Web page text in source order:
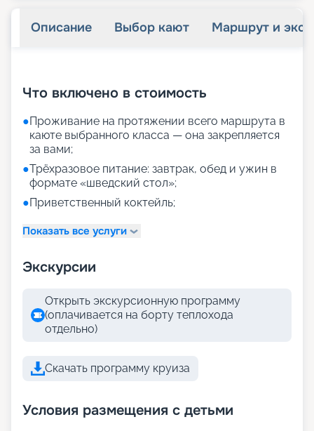
Описание Выбор кают Маршрут и
Что включено в стоимость
●Проживание на протяжении всего маршрута в
каюте выбранного класса — она закрепляется
за вами;
●Трёхразовое питание: завтрак, обед и ужин в
формате «шведский стол»;
●Приветственный коктейль;
Показать все услуги
Экскурсии
Открыть экскурсионную программу
(оплачивается на борту теплохода
отдельно)
Скачать программу круиза
Условия размещения с детьми